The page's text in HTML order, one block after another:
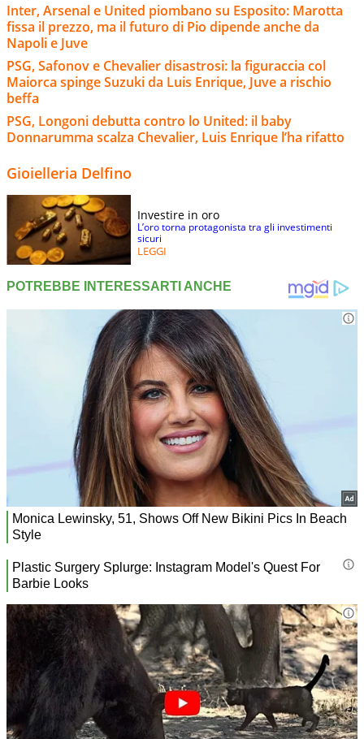
Inter, Arsenal e United piombano su Esposito: Marotta
fissa il prezzo, ma il futuro di Pio dipende anche da
Napoli e Juve
PSG, Safonov e Chevalier disastrosi: la figuraccia col
Maiorca spinge Suzuki da Luis Enrique, Juve a rischio
beffa
PSG, Longoni debutta contro lo United: il baby
Donnarumma scalza Chevalier, Luis Enrique l’ha rifatto
Gioielleria Delfino
Investire in oro
L’oro torna protagonista tra gli investimenti
sicuri
LEGGI